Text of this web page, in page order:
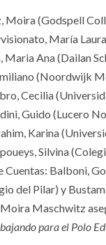
Moira (Godspell
María
Maria Ana (Dailan
(Noordwijk
Cecilia
Guido (Lucero
Karina
Silvina
Cuentas: Balboni,
del Pilar) y
Maschwitz
para el Polo